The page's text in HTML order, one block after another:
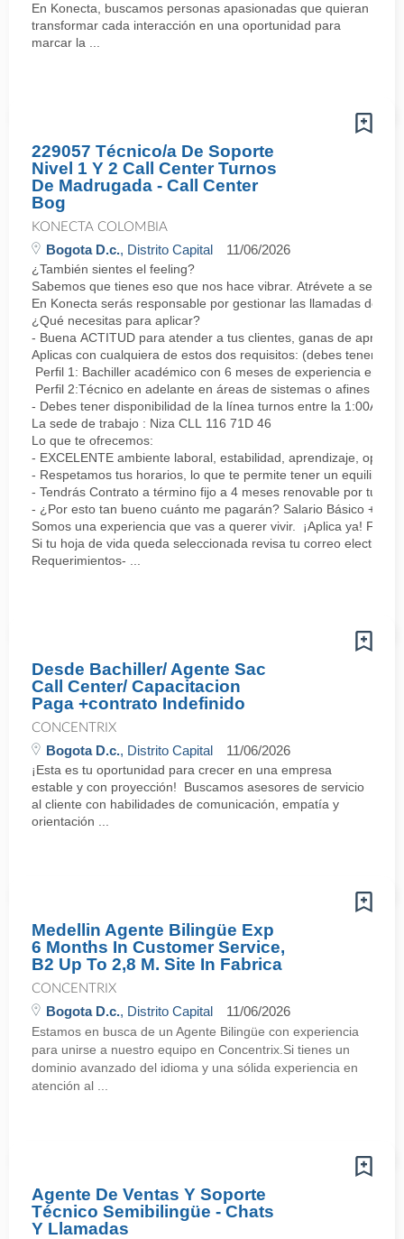
En Konecta, buscamos personas apasionadas que quieran
transformar cada interacción en una oportunidad para
marcar la ...
229057 Técnico/a De Soporte
Nivel 1 Y 2 Call Center Turnos
De Madrugada - Call Center
Bog
KONECTA COLOMBIA
Bogota D.c., Distrito Capital 11/06/2026
¿También sientes el feeling?
Sabemos que tienes eso que nos hace vibrar. Atrévete a ser
En Konecta serás responsable por gestionar las llamadas de
¿Qué necesitas para aplicar?
- Buena ACTITUD para atender a tus clientes, ganas de
Aplicas con cualquiera de estos dos requisitos: (debes tener
Perfil 1: Bachiller académico con 6 meses de experiencia en
Perfil 2:Técnico en adelante en áreas de sistemas o afines
- Debes tener disponibilidad de la línea turnos entre la 1:00AM
La sede de trabajo : Niza CLL 116 71D 46
Lo que te ofrecemos:
- EXCELENTE ambiente laboral, estabilidad, aprendizaje,
- Respetamos tus horarios, lo que te permite tener un equilibrio
- Tendrás Contrato a término fijo a 4 meses renovable por tu
- ¿Por esto tan bueno cuánto me pagarán? Salario Básico +
Somos una experiencia que vas a querer vivir. ¡Aplica ya!
Si tu hoja de vida queda seleccionada revisa tu correo
Requerimientos- ...
Desde Bachiller/ Agente Sac
Call Center/ Capacitacion
Paga +contrato Indefinido
CONCENTRIX
Bogota D.c., Distrito Capital 11/06/2026
¡Esta es tu oportunidad para crecer en una empresa
estable y con proyección! Buscamos asesores de servicio
al cliente con habilidades de comunicación, empatía y
orientación ...
Medellin Agente Bilingüe Exp
6 Months In Customer Service,
B2 Up To 2,8 M. Site In Fabrica
CONCENTRIX
Bogota D.c., Distrito Capital 11/06/2026
Estamos en busca de un Agente Bilingüe con experiencia
para unirse a nuestro equipo en Concentrix.Si tienes un
dominio avanzado del idioma y una sólida experiencia en
atención al ...
Agente De Ventas Y Soporte
Técnico Semibilingüe - Chats
Y Llamadas